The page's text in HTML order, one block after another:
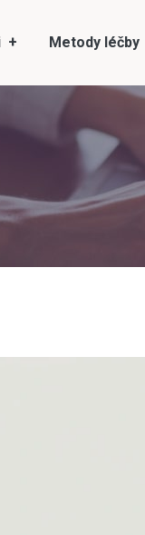
Metody léčby